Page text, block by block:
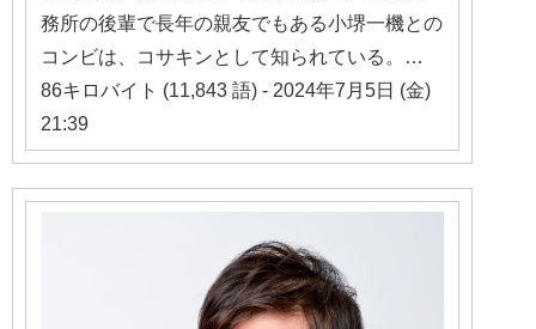
務所の後輩で長年の親友でもある小堺一機との
コンビは、コサキンとして知られている。…
86キロバイト (11,843 語) - 2024年7月5日 (金)
21:39